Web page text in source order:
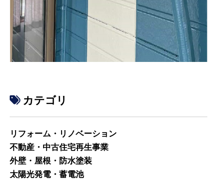
カテゴリ
リフォーム・リノベーション
不動産・中古住宅再生事業
外壁・屋根・防水塗装
太陽光発電・蓄電池